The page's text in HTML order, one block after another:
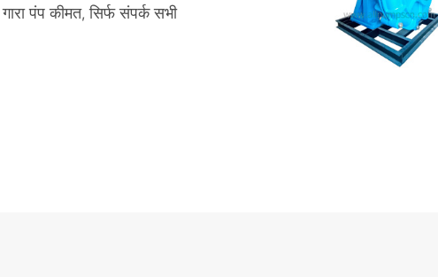
पंप कीमत, सिर्फ संपर्क सभी